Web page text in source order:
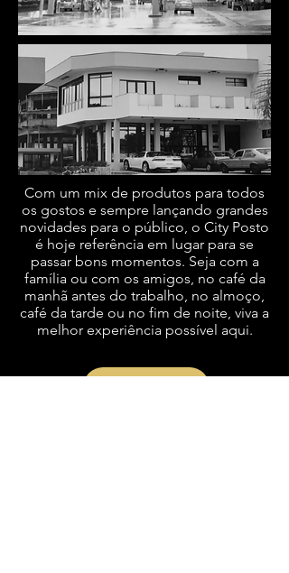
Com um mix de produtos para todos
os gostos e sempre lançando grandes
novidades para o público, o City Posto
é hoje referência em lugar para se
passar bons momentos. Seja com a
família ou com os amigos, no café da
manhã antes do trabalho, no almoço,
café da tarde ou no fim de noite, viva a
melhor experiência possível aqui.